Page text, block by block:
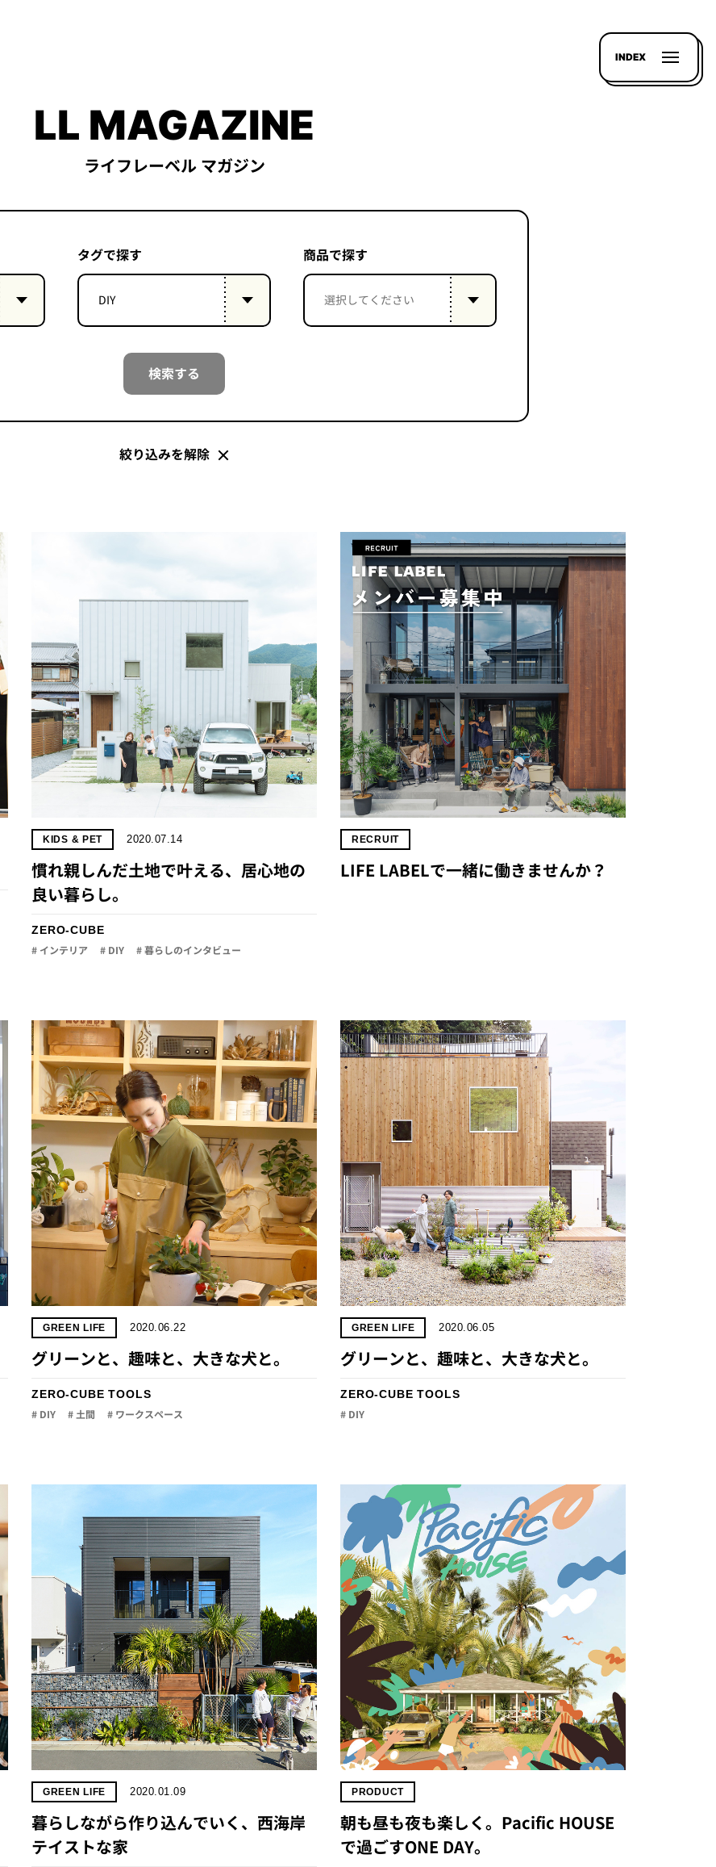
INDEX
LL MAGAZINE
ライフレーベル マガジン
タグで探す
DIY
商品で探す
検索する
絞り込みを解除
KIDS & PET 2020.07.14
慣れ親しんだ土地で叶える、居心地の
良い暮らし。
ZERO-CUBE
# インテリア # DIY # 暮らしのインタビュー
RECRUIT
LIFE LABELで一緒に働きませんか？
GREEN LIFE 2020.06.22
グリーンと、趣味と、大きな犬と。
ZERO-CUBE TOOLS
# DIY # 土間 # ワークスペース
GREEN LIFE 2020.06.05
グリーンと、趣味と、大きな犬と。
ZERO-CUBE TOOLS
# DIY
GREEN LIFE 2020.01.09
暮らしながら作り込んでいく、西海岸
テイストな家
PRODUCT
朝も昼も夜も楽しく。Pacific HOUSE
で過ごすONE DAY。